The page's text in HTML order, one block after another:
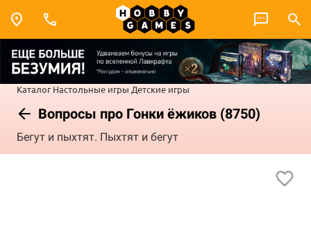
Каталог Настольные игры Детские игры
Вопросы про Гонки ёжиков (8750)
Бегут и пыхтят. Пыхтят и бегут